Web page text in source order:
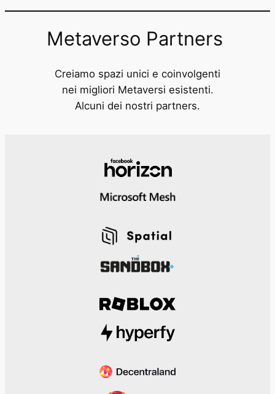
Metaverso Partners
Creiamo spazi unici e coinvolgenti
nei migliori Metaversi esistenti.
Alcuni dei nostri partners.